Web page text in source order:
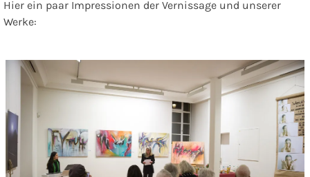
Hier ein paar Impressionen der Vernissage und unserer
Werke: